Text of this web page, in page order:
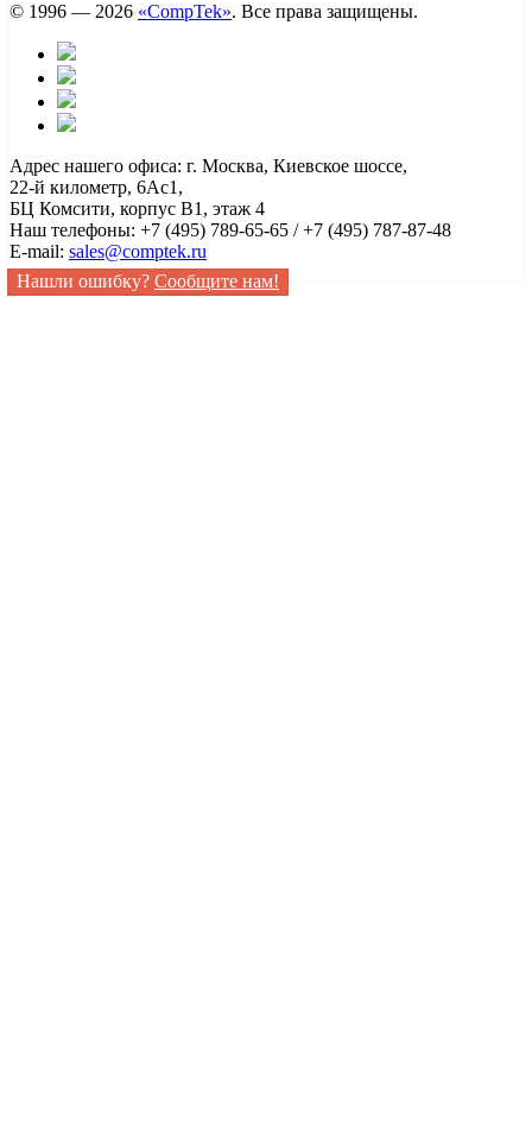
© 1996 — 2026 «CompTek». Все права защищены.
Адрес нашего офиса: г. Москва, Киевское шоссе,
22-й километр, 6Ас1,
БЦ Комсити, корпус B1, этаж 4
Наш телефоны: +7 (495) 789-65-65 / +7 (495) 787-87-48
E-mail: sales@comptek.ru
Нашли ошибку? Сообщите нам!